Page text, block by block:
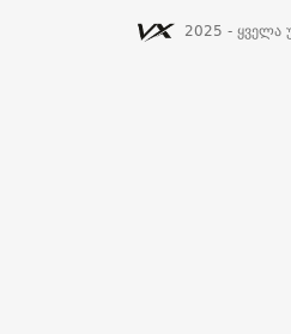
2025 - ყველა